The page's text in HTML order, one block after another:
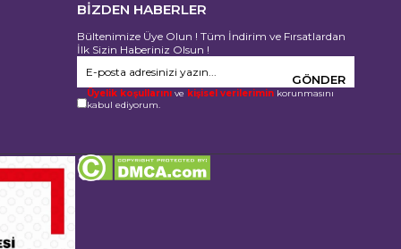
BİZDEN HABERLER
Bültenimize Üye Olun ! Tüm İndirim ve Fırsatlardan
İlk Sizin Haberiniz Olsun !
GÖNDER
Üyelik koşullarınıve kişisel verileriminkorunmasını
kabul ediyorum.